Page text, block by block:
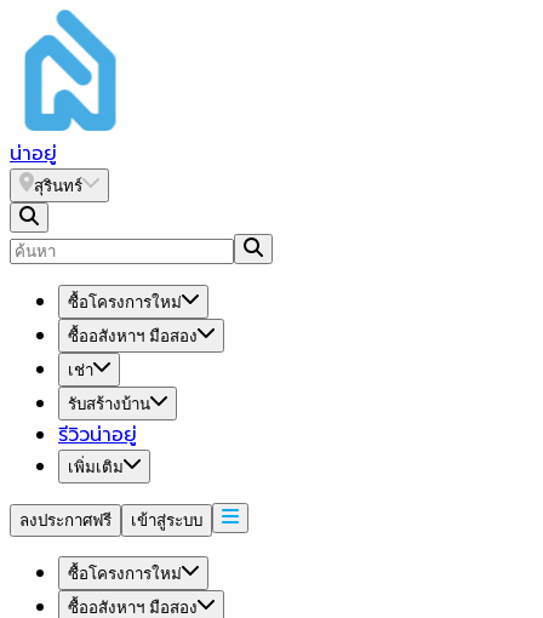
น่าอยู่
สุรินทร์
ซื้อโครงการใหม่
ซื้ออสังหาฯ มือสอง
เช่า
รับสร้างบ้าน
รีวิวน่าอยู่
เพิ่มเติม
ลงประกาศฟรี เข้าสู่ระบบ
ซื้อโครงการใหม่
ซื้ออสังหาฯ มือสอง